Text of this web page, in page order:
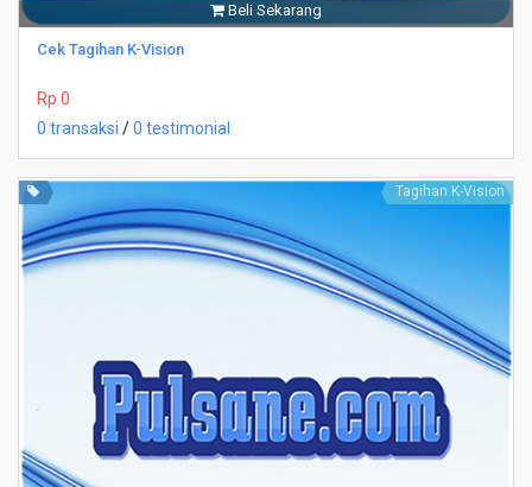
Beli Sekarang
Cek Tagihan K-Vision
Rp 0
0 transaksi /0 testimonial
Tagihan K-Vision